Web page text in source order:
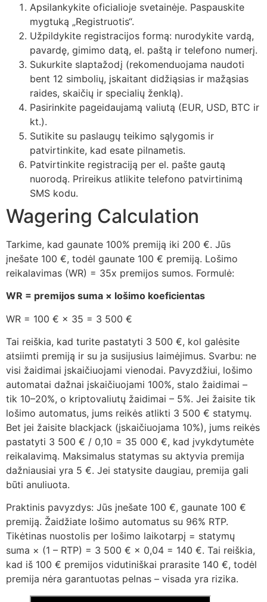
Apsilankykite oficialioje svetainėje. Paspauskite
mygtuką „Registruotis“.
Užpildykite registracijos formą: nurodykite vardą,
pavardę, gimimo datą, el. paštą ir telefono numerį.
Sukurkite slaptažodį (rekomenduojama naudoti
bent 12 simbolių, įskaitant didžiąsias ir mažąsias
raides, skaičių ir specialių ženklą).
Pasirinkite pageidaujamą valiutą (EUR, USD, BTC ir
kt.).
Sutikite su paslaugų teikimo sąlygomis ir
patvirtinkite, kad esate pilnametis.
Patvirtinkite registraciją per el. pašte gautą
nuorodą. Prireikus atlikite telefono patvirtinimą
SMS kodu.
Wagering Calculation
Tarkime, kad gaunate 100% premiją iki 200 €. Jūs
įnešate 100 €, todėl gaunate 100 € premiją. Lošimo
reikalavimas (WR) = 35x premijos sumos. Formulė:
WR = premijos suma × lošimo koeficientas
WR = 100 € × 35 = 3 500 €
Tai reiškia, kad turite pastatyti 3 500 €, kol galėsite
atsiimti premiją ir su ja susijusius laimėjimus. Svarbu: ne
visi žaidimai įskaičiuojami vienodai. Pavyzdžiui, lošimo
automatai dažnai įskaičiuojami 100%, stalo žaidimai –
tik 10–20%, o kriptovaliutų žaidimai – 5%. Jei žaisite tik
lošimo automatus, jums reikės atlikti 3 500 € statymų.
Bet jei žaisite blackjack (įskaičiuojama 10%), jums reikės
pastatyti 3 500 € / 0,10 = 35 000 €, kad įvykdytumėte
reikalavimą. Maksimalus statymas su aktyvia premija
dažniausiai yra 5 €. Jei statysite daugiau, premija gali
būti anuliuota.
Praktinis pavyzdys: Jūs įnešate 100 €, gaunate 100 €
premiją. Žaidžiate lošimo automatus su 96% RTP.
Tikėtinas nuostolis per lošimo laikotarpį = statymų
suma × (1 – RTP) = 3 500 € × 0,04 = 140 €. Tai reiškia,
kad iš 100 € premijos vidutiniškai prarasite 140 €, todėl
premija nėra garantuotas pelnas – visada yra rizika.